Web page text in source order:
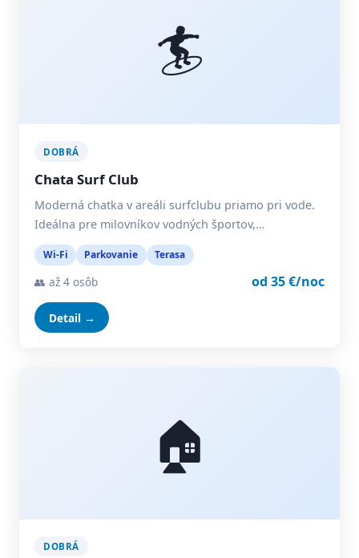
🏄
DOBRÁ
Chata Surf Club
Moderná chatka v areáli surfclubu priamo pri vode.
Ideálna pre milovníkov vodných športov,…
Wi-Fi Parkovanie Terasa
👥 až 4 osôb od 35 €/noc
Detail →
🏠
DOBRÁ